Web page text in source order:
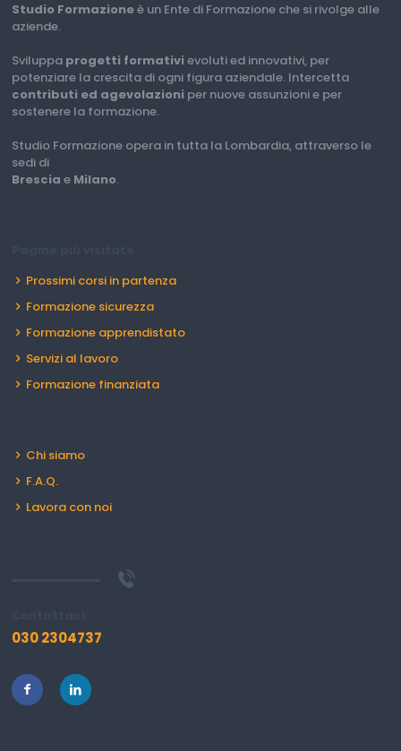
Studio Formazioneè un Ente di Formazione che si rivolge alle
aziende.
Sviluppa progetti formativi evoluti ed innovativi, per
potenziare la crescita di ogni figura aziendale. Intercetta
contributi ed agevolazioni per nuove assunzioni e per
sostenere la formazione.
Studio Formazione opera in tutta la Lombardia, attraverso le
sedi di
Brescia e Milano.
Prossimi corsi in partenza
Formazione sicurezza
Formazione apprendistato
Servizi al lavoro
Formazione finanziata
Chi siamo
F.A.Q.
Lavora con noi
030 2304737